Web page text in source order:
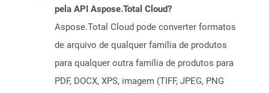
pela API Aspose.Total Cloud?
Aspose.Total Cloud pode converter formatos
de arquivo de qualquer família de produtos
para qualquer outra família de produtos para
PDF, DOCX, XPS, imagem (TIFF, JPEG, PNG